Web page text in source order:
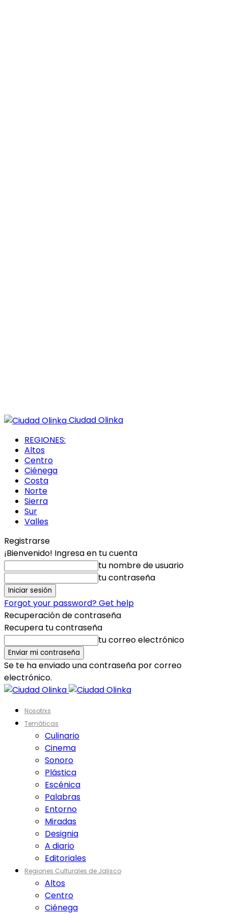
Ciudad Olinka
REGIONES:
Altos
Centro
Ciénega
Costa
Norte
Sierra
Sur
Valles
Registrarse
¡Bienvenido! Ingresa en tu cuenta
tu nombre de usuario
tu contraseña
Forgot your password? Get help
Recuperación de contraseña
Recupera tu contraseña
tu correo electrónico
Se te ha enviado una contraseña por correo
electrónico.
Nosotrxs
Temáticas
Culinario
Cinema
Sonoro
Plástica
Escénica
Palabras
Entorno
Miradas
Designia
A diario
Editoriales
Regiones Culturales de Jalisco
Altos
Centro
Ciénega